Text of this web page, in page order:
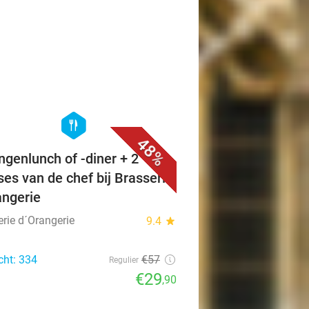
48%
hexagon
food
of -diner + 2
van de chef bij Brasserie
d´Orangerie 9.4 star
334
Regulier €57
€29,90